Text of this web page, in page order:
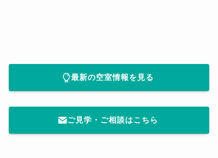
最新の空室情報を見る
ご見学・ご相談はこちら